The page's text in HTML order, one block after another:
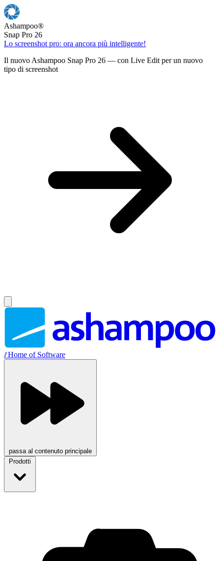
Ashampoo®
Snap Pro 26
Lo screenshot pro: ora ancora più intelligente!
Il nuovo Ashampoo Snap Pro 26 — con Live Edit per un nuovo
tipo di screenshot
//Home of Software
passa al contenuto principale
Prodotti